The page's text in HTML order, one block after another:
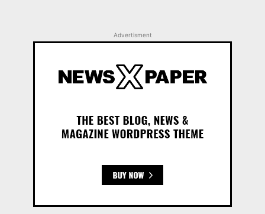
Advertisment